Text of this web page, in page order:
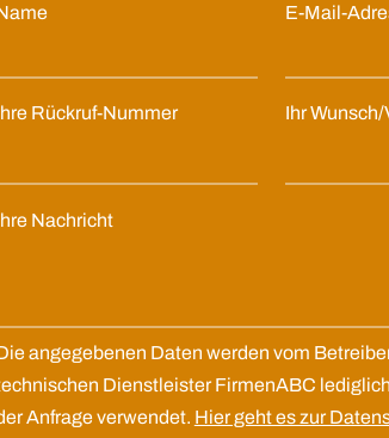
E-Mail-
Rückruf-Nummer Ihr
Nachricht
angegebenen Daten werden vom
Dienstleister FirmenABC
Anfrage verwendet. Hier geht es zur